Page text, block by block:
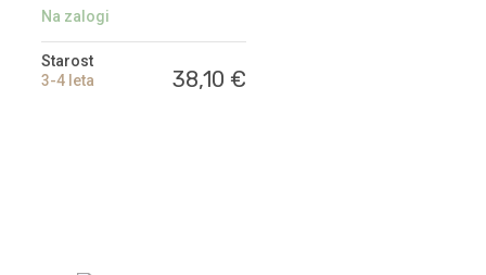
Barvna
Na zalogi
Starost
3-4 leta
38,10 €